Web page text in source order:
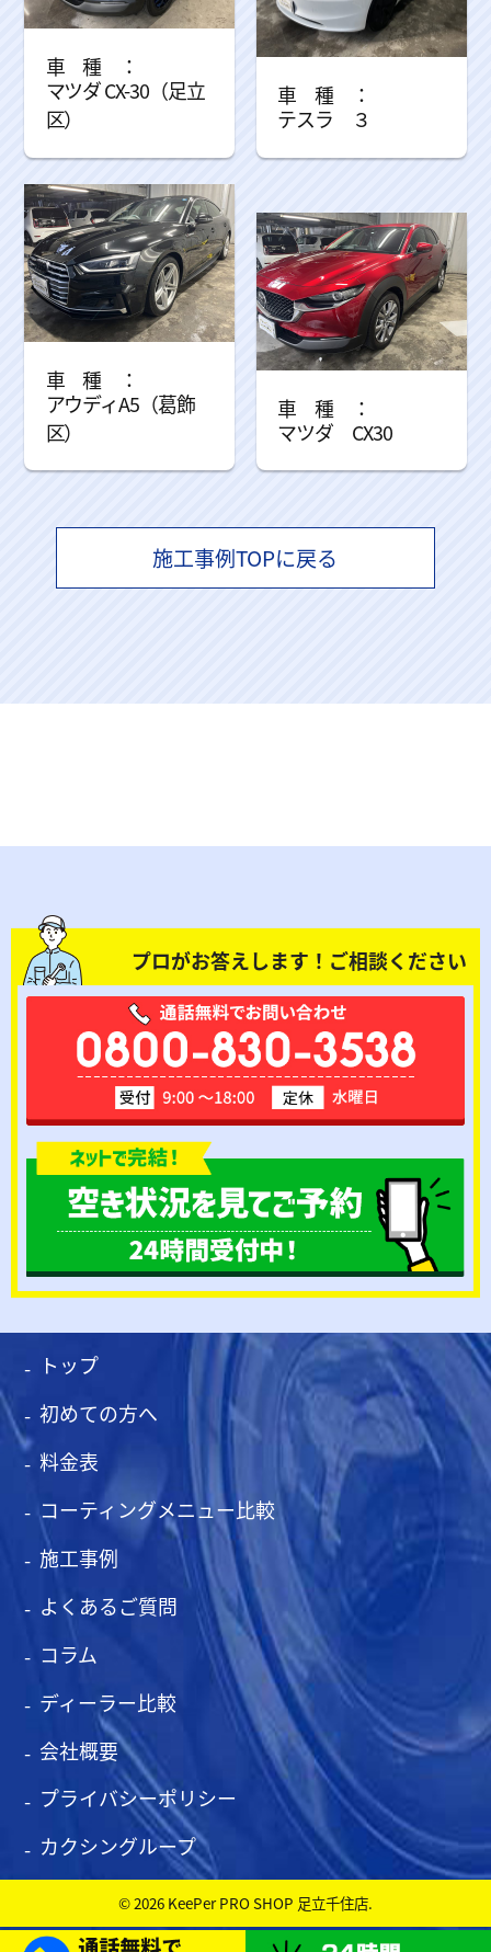
マツダ CX-30（足立
区）
テスラ ３
アウディA5（葛飾
区）
マツダ CX30
施工事例TOPに戻る
プロがお答えします！ご相談ください
トップ
初めての方へ
料金表
コーティングメニュー比較
施工事例
よくあるご質問
コラム
ディーラー比較
会社概要
プライバシーポリシー
カクシングループ
© 2026 KeePer PRO SHOP 足立千住店.